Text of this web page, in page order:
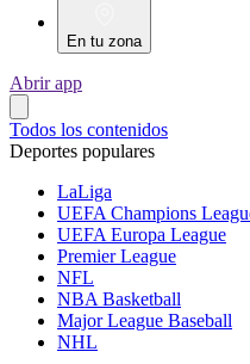
En tu zona
Abrir app
Todos los contenidos
Deportes populares
LaLiga
UEFA Champions
UEFA Europa League
Premier League
NFL
NBA Basketball
Major League Baseball
NHL